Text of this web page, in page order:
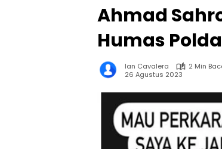
Ahmad
Humas
Ian Cavalera
2 Min
26 Agustus 2023